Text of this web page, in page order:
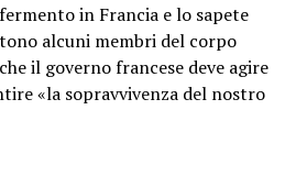
in Francia e lo sapete
alcuni membri del corpo
il governo francese deve agire
«la sopravvivenza del nostro